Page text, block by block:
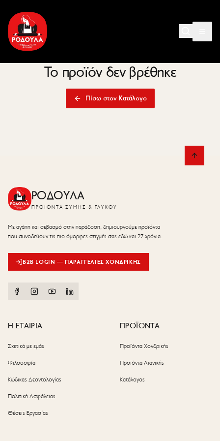
Το προϊόν δεν βρέθηκε
Πίσω στον Κατάλογο
ΡΟΔΟΥΛΑ
ΠΡΟΪΌΝΤΑ ΖΎΜΗΣ & ΓΛΥΚΟΎ
Με αγάπη και σεβασμό στην παράδοση, δημιουργούμε προϊόντα
που συνοδεύουν τις πιο όμορφες στιγμές σας εδώ και 27 χρόνια.
B2B LOGIN — ΠΑΡΑΓΓΕΛΊΕΣ ΧΟΝΔΡΙΚΉΣ
Η ΕΤΑΙΡΙΑ
Σχετικά με εμάς
Φιλοσοφία
Κώδικας Δεοντολογίας
Πολιτική Ασφάλειας
Θέσεις Εργασίας
ΠΡΟΪΟΝΤΑ
Προϊόντα Χονδρικής
Προϊόντα Λιανικής
Κατάλογος